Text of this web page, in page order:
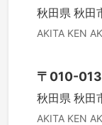
秋田県 秋田
AKITA KEN
〒 010-
秋田県 秋田
AKITA KEN